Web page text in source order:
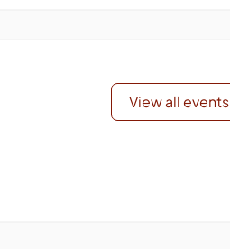
View all events